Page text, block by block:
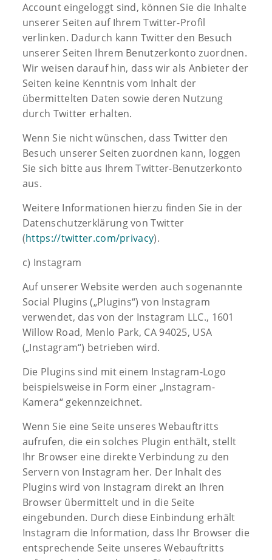
Account eingeloggt sind, können Sie die Inhalte
unserer Seiten auf Ihrem Twitter-Profil
verlinken. Dadurch kann Twitter den Besuch
unserer Seiten Ihrem Benutzerkonto zuordnen.
Wir weisen darauf hin, dass wir als Anbieter der
Seiten keine Kenntnis vom Inhalt der
übermittelten Daten sowie deren Nutzung
durch Twitter erhalten.
Wenn Sie nicht wünschen, dass Twitter den
Besuch unserer Seiten zuordnen kann, loggen
Sie sich bitte aus Ihrem Twitter-Benutzerkonto
aus.
Weitere Informationen hierzu finden Sie in der
Datenschutzerklärung von Twitter
(https://twitter.com/privacy).
c) Instagram
Auf unserer Website werden auch sogenannte
Social Plugins („Plugins“) von Instagram
verwendet, das von der Instagram LLC., 1601
Willow Road, Menlo Park, CA 94025, USA
(„Instagram“) betrieben wird.
Die Plugins sind mit einem Instagram-Logo
beispielsweise in Form einer „Instagram-
Kamera“ gekennzeichnet.
Wenn Sie eine Seite unseres Webauftritts
aufrufen, die ein solches Plugin enthält, stellt
Ihr Browser eine direkte Verbindung zu den
Servern von Instagram her. Der Inhalt des
Plugins wird von Instagram direkt an Ihren
Browser übermittelt und in die Seite
eingebunden. Durch diese Einbindung erhält
Instagram die Information, dass Ihr Browser die
entsprechende Seite unseres Webauftritts